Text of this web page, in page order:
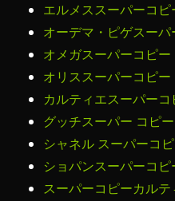
エルメススーパーコピ
オーデマ・ピゲスーパ
オメガスーパーコピー
オリススーパーコピー
カルティエスーパーコ
グッチスーパー コピー
シャネル スーパーコ
ショパンスーパーコピ
スーパーコピーカルテ